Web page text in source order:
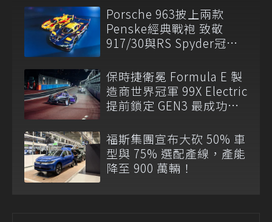
Porsche 963披上兩款
Penske經典戰袍 致敬
917/30與RS Spyder冠軍
保時捷衛冕 Formula E 製
造商世界冠軍 99X Electric
提前鎖定 GEN3 最成功賽
福斯集團宣布大砍 50% 車
型與 75% 選配產線，產能
降至 900 萬輛！